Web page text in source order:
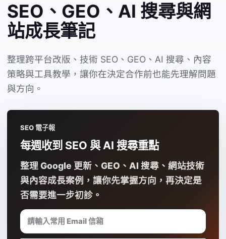
SEO、GEO、AI 搜尋與網
站成長筆記
整理跨平台改版、技術 SEO、GEO、AI 搜尋、內容
策略與工具教學，讓你在決定合作前也能先理解問題
與方向。
SEO 電子報
每週收到 SEO 與 AI 搜尋重點
整理 Google 更新、GEO、AI 搜尋、網站技術
與內容成長案例，讓你先掌握方向，再決定是
否需要進一步初診。
請輸入常用 Email 信箱